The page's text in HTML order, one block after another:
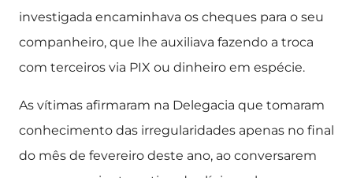
investigada encaminhava os cheques para o seu
companheiro, que lhe auxiliava fazendo a troca
com terceiros via PIX ou dinheiro em espécie.
As vítimas afirmaram na Delegacia que tomaram
conhecimento das irregularidades apenas no final
do mês de fevereiro deste ano, ao conversarem